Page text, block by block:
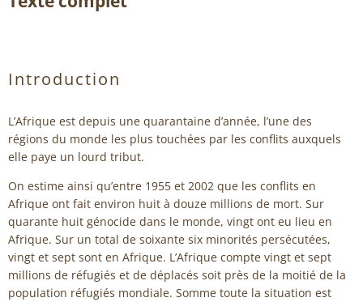
Introduction
L’Afrique est depuis une quarantaine d’année, l’une des
régions du monde les plus touchées par les conflits auxquels
elle paye un lourd tribut.
On estime ainsi qu’entre 1955 et 2002 que les conflits en
Afrique ont fait environ huit à douze millions de mort. Sur
quarante huit génocide dans le monde, vingt ont eu lieu en
Afrique. Sur un total de soixante six minorités persécutées,
vingt et sept sont en Afrique. L’Afrique compte vingt et sept
millions de réfugiés et de déplacés soit près de la moitié de la
population réfugiés mondiale. Somme toute la situation est